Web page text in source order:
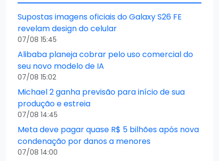
Supostas imagens oficiais do Galaxy S26 FE
revelam design do celular
07/08 15:45
Alibaba planeja cobrar pelo uso comercial do
seu novo modelo de IA
07/08 15:02
Michael 2 ganha previsão para início de sua
produção e estreia
07/08 14:45
Meta deve pagar quase R$ 5 bilhões após nova
condenação por danos a menores
07/08 14:00